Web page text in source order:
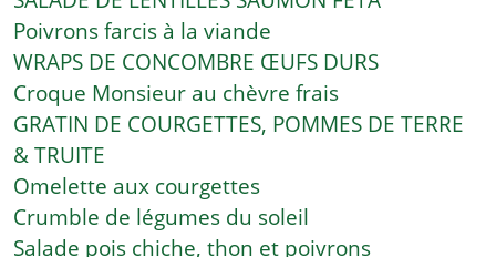
Poivrons farcis à la viande
WRAPS DE CONCOMBRE ŒUFS DURS
Croque Monsieur au chèvre frais
GRATIN DE COURGETTES, POMMES DE TERRE
& TRUITE
Omelette aux courgettes
Crumble de légumes du soleil
Salade pois chiche, thon et poivrons